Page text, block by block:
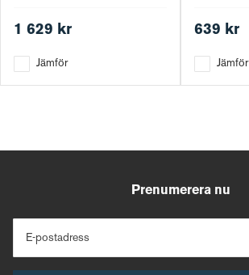
1 629 kr
Jämför
639 kr
Jämför
Prenumerera nu
E-postadress